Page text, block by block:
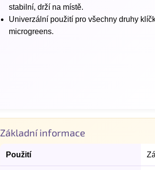
stabilní, drží na místě.
Univerzální použití pro všechny druhy
microgreens.
Základní informace
Použití